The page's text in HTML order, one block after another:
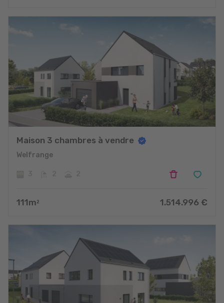
Maison 3 chambres à vendre
Welfrange
111m 2 1.514.996 €